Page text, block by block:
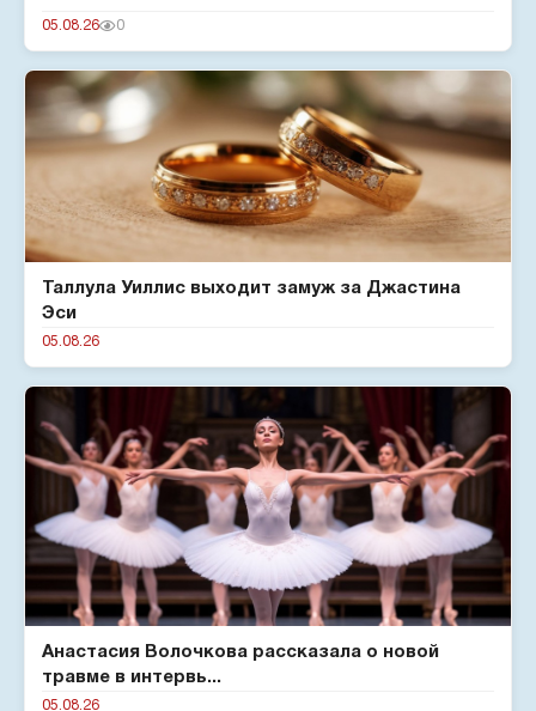
05.08.26 0
Таллула Уиллис выходит замуж за Джастина
Эси
05.08.26
Анастасия Волочкова рассказала о новой
травме в интервь...
05.08.26